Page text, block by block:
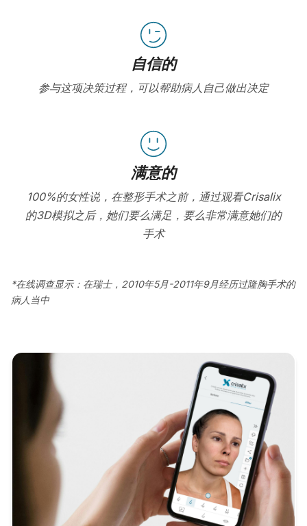
自信的
参与这项决策过程，可以帮助病人自己做出决定
满意的
100%的女性说，在整形手术之前，通过观看Crisalix
的3D模拟之后，她们要么满足，要么非常满意她们的
手术
*在线调查显示：在瑞士，2010年5月-2011年9月经历过隆胸手术的
病人当中